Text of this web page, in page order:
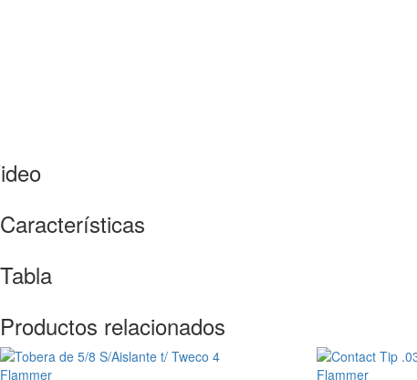
Características
Tabla
Productos relacionados